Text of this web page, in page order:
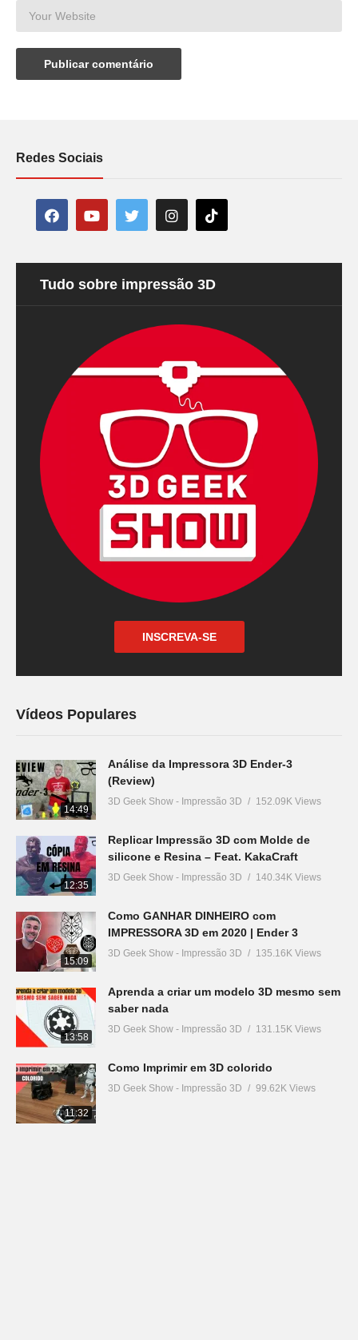
Redes Sociais
Tudo sobre impressão 3D
INSCREVA-SE
Vídeos Populares
14:49
Análise da Impressora 3D Ender-3
(Review)
3D Geek Show - Impressão 3D 152.09K Views
12:35
Replicar Impressão 3D com Molde de
silicone e Resina – Feat. KakaCraft
3D Geek Show - Impressão 3D 140.34K Views
15:09
Como GANHAR DINHEIRO com
IMPRESSORA 3D em 2020 | Ender 3
3D Geek Show - Impressão 3D 135.16K Views
13:58
Aprenda a criar um modelo 3D mesmo sem
saber nada
3D Geek Show - Impressão 3D 131.15K Views
11:32
Como Imprimir em 3D colorido
3D Geek Show - Impressão 3D 99.62K Views